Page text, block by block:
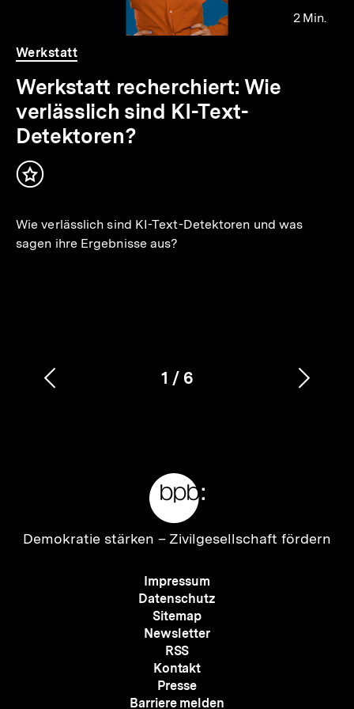
2 Min.
Video
Dauer
2
Min.
Werkstatt
Werkstatt recherchiert: Wie
verlässlich sind KI-Text-
Detektoren?
Inhalt
Wie verlässlich sind KI-Text-Detektoren und was
sagen ihre Ergebnisse aus?
Karussellinhalt
1
von
/ 6
Vorherigen
Zur
Demokratie stärken – Zivilgesellschaft fördern
Meta-
Navigation
Impressum
Datenschutz
Sitemap
Newsletter
RSS
Kontakt
Presse
Barriere melden